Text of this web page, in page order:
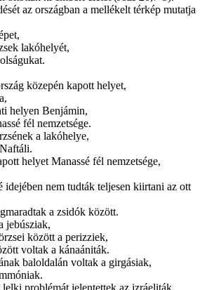
az országban a mellékelt térkép mutatja
lakóhelyét,
közepén kapott helyet,
helyen Benjámin,
fél nemzetsége.
a lakóhelye,
helyet Manassé fél nemzetsége,
idejében nem tudták teljesen kiirtani az ott
a zsidók között.
jebúsziak,
között a perizziek,
voltak a kánaániták.
baloldalán voltak a girgásiak,
problémát jelentettek az izráeliták